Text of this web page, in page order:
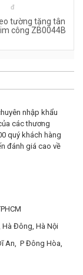
đ
tường tặng tân
công ZB0044B
nhập khẩu
các thương
quý khách hàng
đánh giá cao về
Hà Đông, Hà Nội
An, P Đông Hòa,